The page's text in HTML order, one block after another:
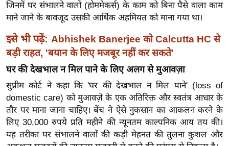
हि
त्य
ज
ग
त
ऑ
टो
व
र्ल्ड
न्यू
जिनमें घर संभालने वालों (होममेकर्स) के काम को बिना पैसे वाला काम
माने जाने के बावजूद उसकी आर्थिक अहमियत को माना गया था।
इसे भी पढ़ें: Abhishek Banerjee को Calcutta HC से
बड़ी राहत, 'बयान के लिए मजबूर नहीं कर सकते'
घर की देखभाल न मिल पाने के लिए अलग से मुआवज़ा
सुप्रीम कोर्ट ने कहा कि 'घर की देखभाल न मिल पाने' (loss of
domestic care) को मुआवज़े के एक अतिरिक्त और स्वतंत्र आधार के
तौर पर माना जाना चाहिए। बेंच ने ऐसे नुकसान का आकलन करने के
लिए 30,000 रुपये प्रति महीने की न्यूनतम काल्पनिक आय तय की।
यह तरीका घर संभालने वालों की कड़ी मेहनत की तुलना कुशल और